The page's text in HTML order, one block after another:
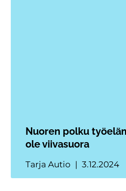
Nuoren polku
ole viivasuora
Tarja Autio 3.12.2024